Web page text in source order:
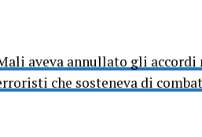
aveva annullato gli
che sosteneva di